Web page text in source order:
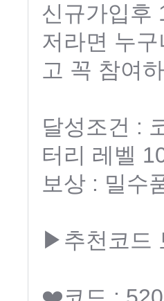
신규가입후
저라면 누
고 꼭 참여
달성조건 :
터리 레벨
보상 : 밀수
▶추천코드